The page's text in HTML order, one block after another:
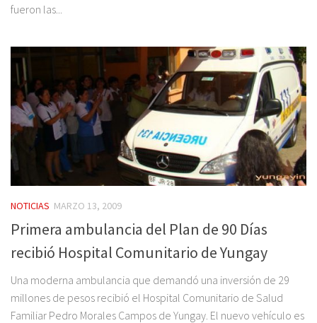
fueron las...
NOTICIAS MARZO 13, 2009
Primera ambulancia del Plan de 90 Días
recibió Hospital Comunitario de Yungay
Una moderna ambulancia que demandó una inversión de 29
millones de pesos recibió el Hospital Comunitario de Salud
Familiar Pedro Morales Campos de Yungay. El nuevo vehículo es